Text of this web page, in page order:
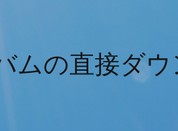
ムの直接ダ